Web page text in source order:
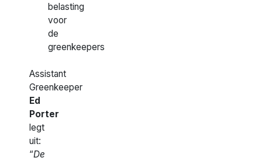
belasting
voor
de
greenkeepers
Assistant
Greenkeeper
Ed
Porter
legt
uit:
“De